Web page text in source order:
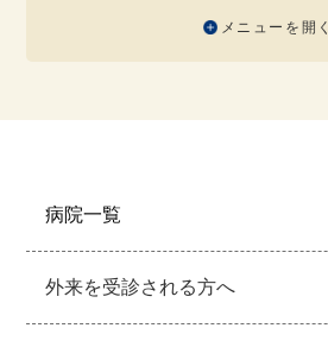
メニューを開く
病院一覧
外来を受診される方へ